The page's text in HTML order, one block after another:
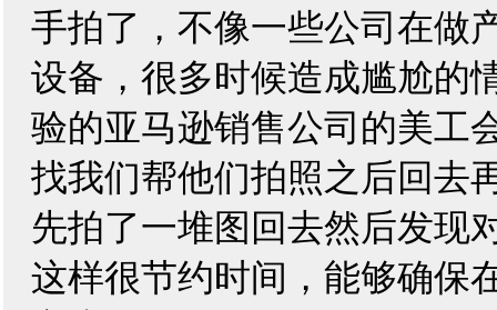
手拍了，不像一些公司在做
设备，很多时候造成尴尬的
验的亚马逊销售公司的美工
找我们帮他们拍照之后回去
先拍了一堆图回去然后发现
这样很节约时间，能够确保